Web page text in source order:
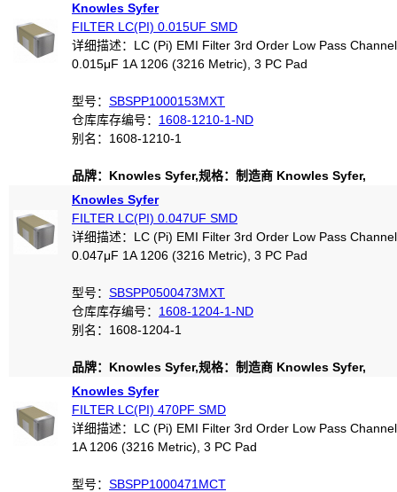
Knowles Syfer
FILTER LC(PI) 0.015UF SMD
详细描述：LC (Pi) EMI Filter 3rd Order Low Pass
0.015μF 1A 1206 (3216 Metric), 3 PC Pad
型号： SBSPP1000153MXT
仓库库存编号： 1608-1210-1-ND
别名：1608-1210-1
品牌：Knowles Syfer,规格：制造商 Knowles Syfer,
Knowles Syfer
FILTER LC(PI) 0.047UF SMD
详细描述：LC (Pi) EMI Filter 3rd Order Low Pass
0.047μF 1A 1206 (3216 Metric), 3 PC Pad
型号： SBSPP0500473MXT
仓库库存编号： 1608-1204-1-ND
别名：1608-1204-1
品牌：Knowles Syfer,规格：制造商 Knowles Syfer,
Knowles Syfer
FILTER LC(PI) 470PF SMD
详细描述：LC (Pi) EMI Filter 3rd Order Low Pass
1A 1206 (3216 Metric), 3 PC Pad
型号： SBSPP1000471MCT